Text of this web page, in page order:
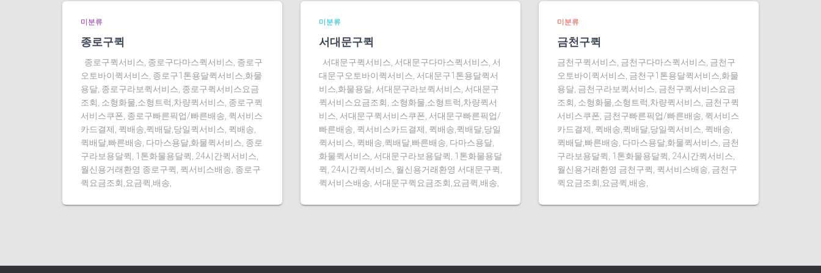
미분류
종로구퀵
종로구퀵서비스, 종로구다마스퀵서비스, 종로구
오토바이퀵서비스, 종로구1톤용달퀵서비스,화물
용달, 종로구라보퀵서비스, 종로구퀵서비스요금
조회, 소형화물,소형트럭,차량퀵서비스, 종로구퀵
서비스쿠폰, 종로구빠른픽업/빠른배송, 퀵서비스
카드결제, 퀵배송,퀵배달,당일퀵서비스, 퀵배송,
퀵배달,빠른배송, 다마스용달,화물퀵서비스, 종로
구라보용달퀵, 1톤화물용달퀵, 24시간퀵서비스,
월신용거래환영 종로구퀵, 퀵서비스배송, 종로구
퀵요금조회,요금퀵,배송,
미분류
서대문구퀵
서대문구퀵서비스, 서대문구다마스퀵서비스, 서
대문구오토바이퀵서비스, 서대문구1톤용달퀵서
비스,화물용달, 서대문구라보퀵서비스, 서대문구
퀵서비스요금조회, 소형화물,소형트럭,차량퀵서
비스, 서대문구퀵서비스쿠폰, 서대문구빠른픽업/
빠른배송, 퀵서비스카드결제, 퀵배송,퀵배달,당일
퀵서비스, 퀵배송,퀵배달,빠른배송, 다마스용달,
화물퀵서비스, 서대문구라보용달퀵, 1톤화물용달
퀵, 24시간퀵서비스, 월신용거래환영 서대문구퀵,
퀵서비스배송, 서대문구퀵요금조회,요금퀵,배송,
미분류
금천구퀵
금천구퀵서비스, 금천구다마스퀵서비스, 금천구
오토바이퀵서비스, 금천구1톤용달퀵서비스,화물
용달, 금천구라보퀵서비스, 금천구퀵서비스요금
조회, 소형화물,소형트럭,차량퀵서비스, 금천구퀵
서비스쿠폰, 금천구빠른픽업/빠른배송, 퀵서비스
카드결제, 퀵배송,퀵배달,당일퀵서비스, 퀵배송,
퀵배달,빠른배송, 다마스용달,화물퀵서비스, 금천
구라보용달퀵, 1톤화물용달퀵, 24시간퀵서비스,
월신용거래환영 금천구퀵, 퀵서비스배송, 금천구
퀵요금조회,요금퀵,배송,